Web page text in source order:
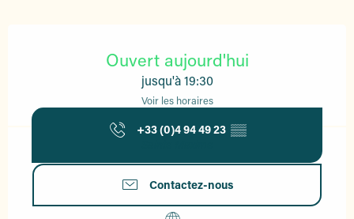
Ouvert aujourd'hui
jusqu'à 19:30
Voir les horaires
+33 (0)4 94 49 23 ▒▒
Contactez-nous